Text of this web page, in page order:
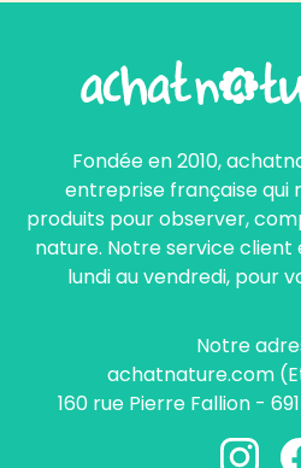
Fondée en 2010,
entreprise française qui
produits pour observer,
nature. Notre service
lundi au vendredi, pour
Notre
achatnature.com
160 rue Pierre Fallion -